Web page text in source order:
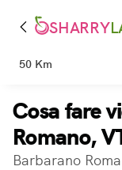
SHARRY
50 Km
Cosa fare
Romano,
Barbarano